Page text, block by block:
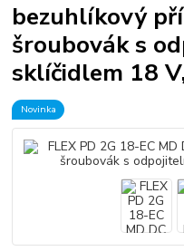
bezuhlíkový
šroubovák s
sklíčidlem 18
Novinka